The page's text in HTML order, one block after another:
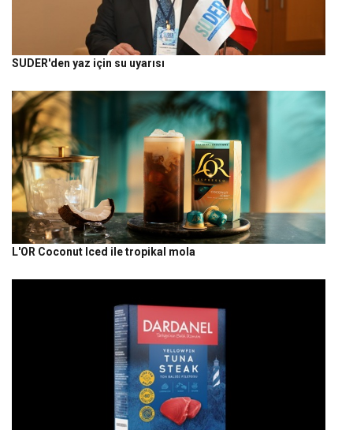
SUDER'den yaz için su uyarısı
L'OR Coconut Iced ile tropikal mola